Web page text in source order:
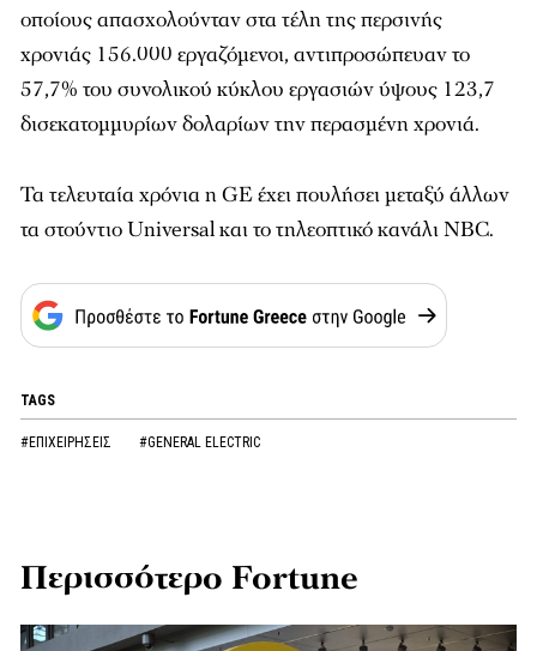
οποίους απασχολούνταν στα τέλη της περσινής
χρονιάς 156.000 εργαζόμενοι, αντιπροσώπευαν το
57,7% του συνολικού κύκλου εργασιών ύψους 123,7
δισεκατομμυρίων δολαρίων την περασμένη χρονιά.
Τα τελευταία χρόνια η GE έχει πουλήσει μεταξύ άλλων
τα στούντιο Universal και το τηλεοπτικό κανάλι NBC.
TAGS
#ΕΠΙΧΕΙΡΗΣΕΙΣ #GENERAL ELECTRIC
Περισσότερο Fortune